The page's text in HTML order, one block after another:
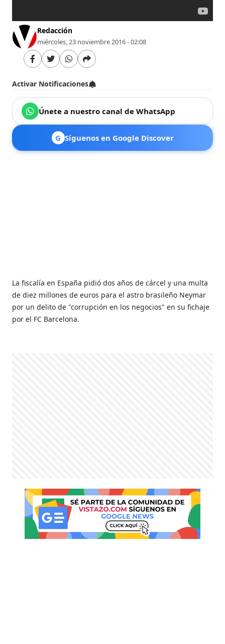
Redacción
miércoles, 23 noviembre 2016 - 02:08
Activar Notificaciones
Únete a nuestro canal de WhatsApp
G Síguenos en Google Discover
La fiscalía en España pidió dos años de cárcel y una multa
de diez millones de euros para el astro brasileño Neymar
por un delito de "corrupción en los negocios" en su fichaje
por el FC Barcelona.